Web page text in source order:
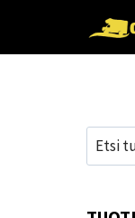
Etsi: